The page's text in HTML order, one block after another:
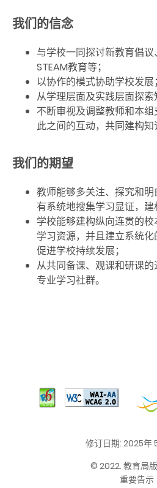
我们的信念
与学校一同探讨新教育倡议
STEAM教育等；
以协作的模式协助学校发展；
从学理层面及实践层面探索
不断审视及调整教师和本
此之间的互动，共同建构知
我们的期望
教师能够多关注、探究和
有系统地搜集学习显证，建
学校能够建构纵向连贯的
学习资源，并且建立系统化
促进学校持续发展；
从共同备课、观课和研课
专业学习社群。
修订日期: 2025年
© 2022. 教育局
重要告示